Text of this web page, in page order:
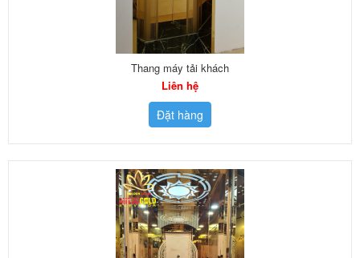
Thang máy tải khách
Liên hệ
Đặt hàng